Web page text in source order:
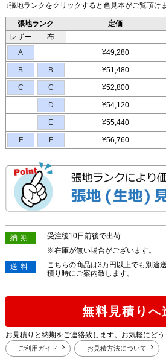
↓張地ランクをクリックすると色見本がご覧頂け
張地ランク 定価
レザー
布
A
¥49,280
B B ¥51,480
C C ¥52,800
D ¥54,120
E ¥55,440
F F ¥56,760
納期
受注後10日前後で出荷
※在庫が無い場合がございます。
送料
こちらの商品は3万円以上でも別途
積り時にご案内致します。
無料見積りへ
お見積りと納期をご連絡致します。お気軽にどう
ご利用ガイド お見積方法について